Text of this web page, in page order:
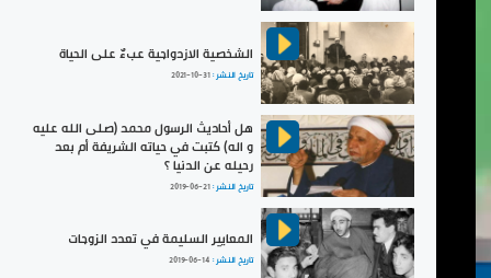
الشخصية الازدواجية عبءٌ على الحياة
تاريخ النشر :2021-10-31
هل أحاديث الرسول محمد (صلى الله عليه
و اله) كتبت في حياته الشريفة أم بعد
رحيله عن الدنيا ؟
تاريخ النشر :2019-06-21
المعايير السليمة في تعدد الزوجات
تاريخ النشر : 2019-06-14